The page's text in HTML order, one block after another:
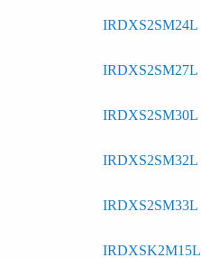
IRDXS2SM24L
IRDXS2SM27L
IRDXS2SM30L
IRDXS2SM32L
IRDXS2SM33L
IRDXSK2M15L